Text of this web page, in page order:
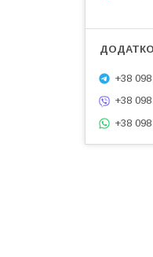
+38
+38
+38